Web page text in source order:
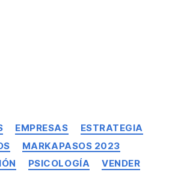
EMPRESAS
ESTRATEGIA
MARKAPASOS 2023
PSICOLOGÍA
VENDER